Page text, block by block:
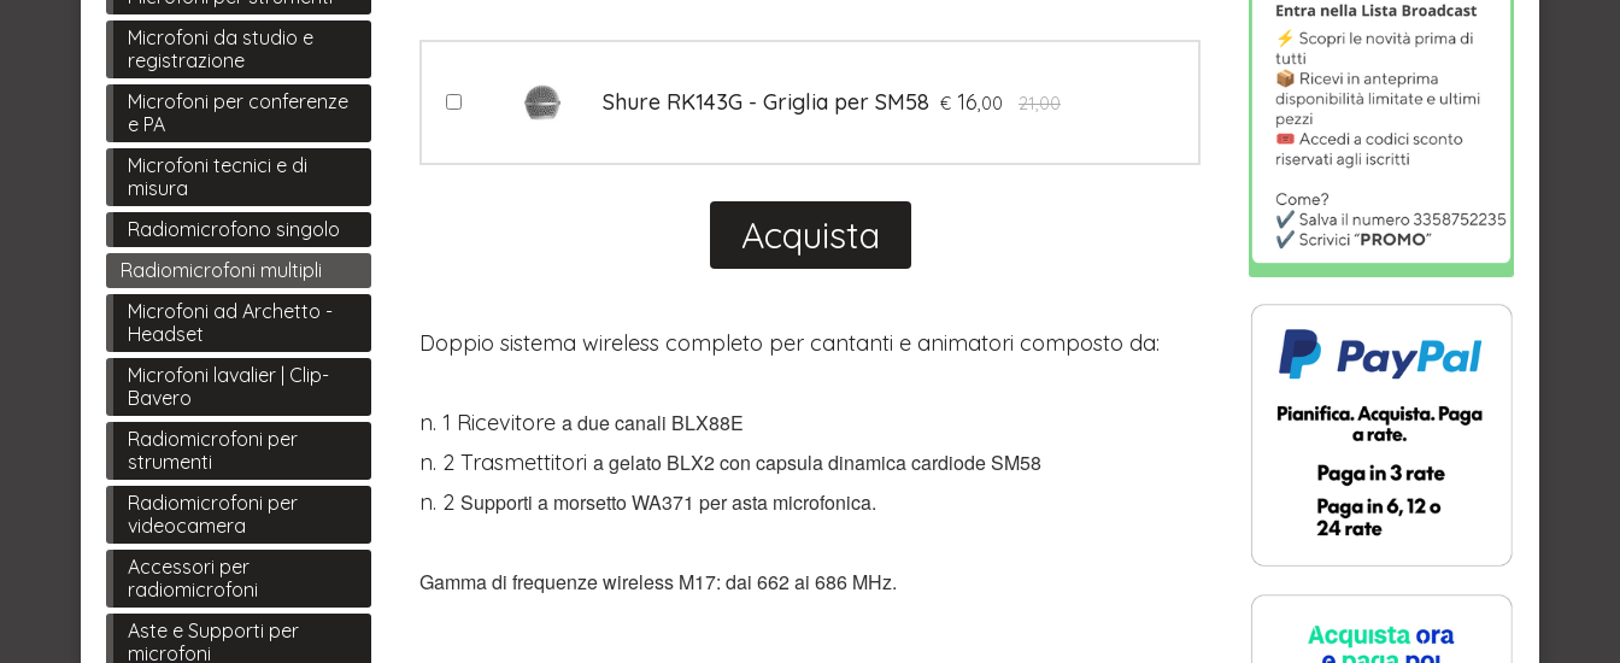
Shure RK143G - Griglia per SM58 € 16,00 21,00
Acquista
Doppio sistema wireless completo per cantanti e animatori composto da:
n. 1 Ricevitore a due canali BLX88E
n. 2 Trasmettitori a gelato BLX2 con capsula dinamicacardiode SM58
n. 2 Supporti a morsetto WA371 per asta microfonica.
Gamma di frequenze wireless M17: dai 662 ai 686 MHz.
Microfoni da studio e
registrazione
Microfoni per conferenze
e PA
Microfoni tecnici e di
misura
Radiomicrofono singolo
Radiomicrofoni multipli
Microfoni ad Archetto -
Headset
Microfoni lavalier | Clip-
Bavero
Radiomicrofoni per
strumenti
Radiomicrofoni per
videocamera
Accessori per
radiomicrofoni
Aste e Supporti per
microfoni